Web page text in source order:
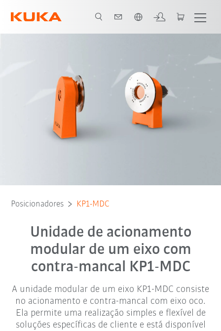
Posicionadores KP1-MDC
Unidade de acionamento
modular de um eixo com
contra-mancal KP1-MDC
A unidade modular de um eixo KP1-MDC consiste
no acionamento e contra-mancal com eixo oco.
Ela permite uma realização simples e flexível de
soluções específicas de cliente e está disponível